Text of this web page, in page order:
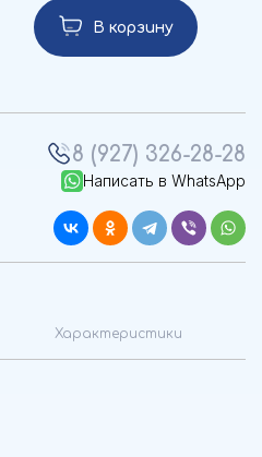
В корзину
8 (927) 326-28-28
Написать в WhatsApp
Характеристики